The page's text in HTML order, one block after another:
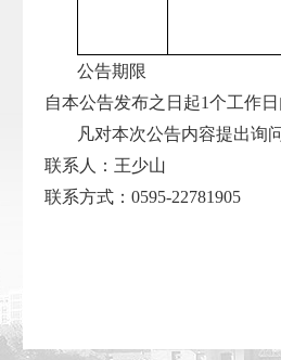
公告期限
自本公告发布之日起1个工作日
凡对本次公告内容提出询
联系人：王少山
联系方式： 0595-22781905